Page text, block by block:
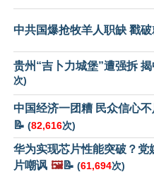
中共国爆抢牧羊人职缺 戳
贵州“吉卜力城堡”遭强拆
次)
中国经济一团糟 民众信心
📝 (82,616次)
华为实现芯片性能突破？党
片嘲讽 🖼️📝 (61,694次)